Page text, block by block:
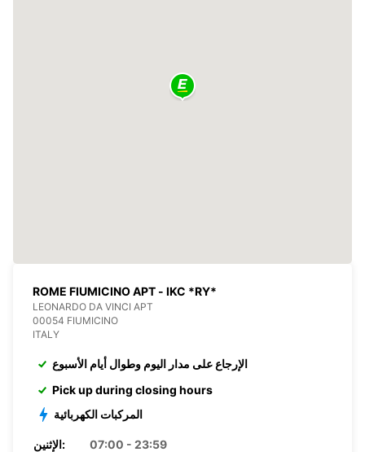
ROME FIUMICINO APT - IKC *RY*
LEONARDO DA VINCI APT
00054 FIUMICINO
ITALY
الإرجاع على مدار اليوم وطوال أيام الأسبوع
Pick up during closing hours
المركبات الكهربائية
الإثنين:
07:00 - 23:59